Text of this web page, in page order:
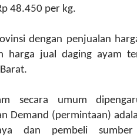
48.450 per kg.
dengan penjualan
harga jual daging ayam
secara umum
Demand (permintaan)
dan pembeli